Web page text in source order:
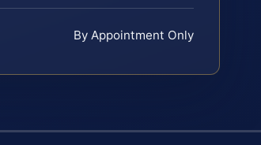
By Appointment Only